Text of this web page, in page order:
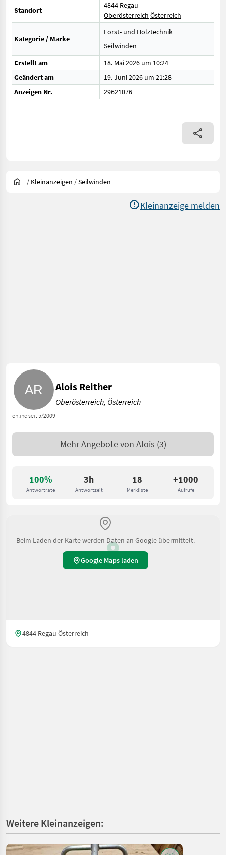
Standort
4844 Regau
Oberösterreich Österreich
Kategorie / Marke
Forst- und Holztechnik
Seilwinden
Erstellt am
18. Mai 2026 um 10:24
Geändert am
19. Juni 2026 um 21:28
Anzeigen Nr.
29621076
/ Kleinanzeigen /Seilwinden
Kleinanzeige melden
100%
Antwortrate
3h
Antwortzeit
18
Merkliste
+1000
Aufrufe
online seit 5/2009
Alois Reither
Oberösterreich, Österreich
Mehr Angebote von Alois (3)
Beim Laden der Karte werden Daten an Google übermittelt.
Google Maps laden
4844 Regau Österreich
Weitere Kleinanzeigen: